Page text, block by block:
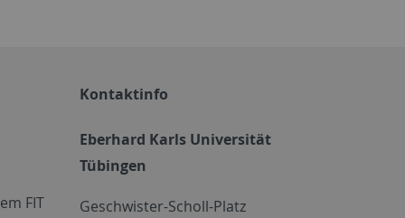
FIT
Kontaktinfo
Eberhard Karls Universität
Tübingen
Geschwister-Scholl-Platz